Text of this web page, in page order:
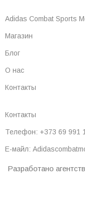
Adidas Combat Sports
Магазин
Блог
О нас
Контакты
Контакты
Телефон: +373 69 991
Е-майл:
Разработано